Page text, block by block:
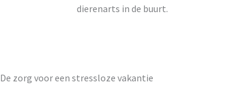
dierenarts in de buurt.
De zorg voor een stressloze vakantie